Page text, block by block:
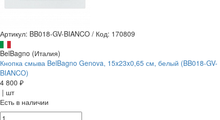
Артикул: BB018-GV-BIANCO / Код: 170809
BelBagno (Италия)
Кнопка смыва BelBagno Genova, 15x23x0,65 см, белый (BB018-GV-
BIANCO)
4 800 ₽
| шт
Есть в наличии